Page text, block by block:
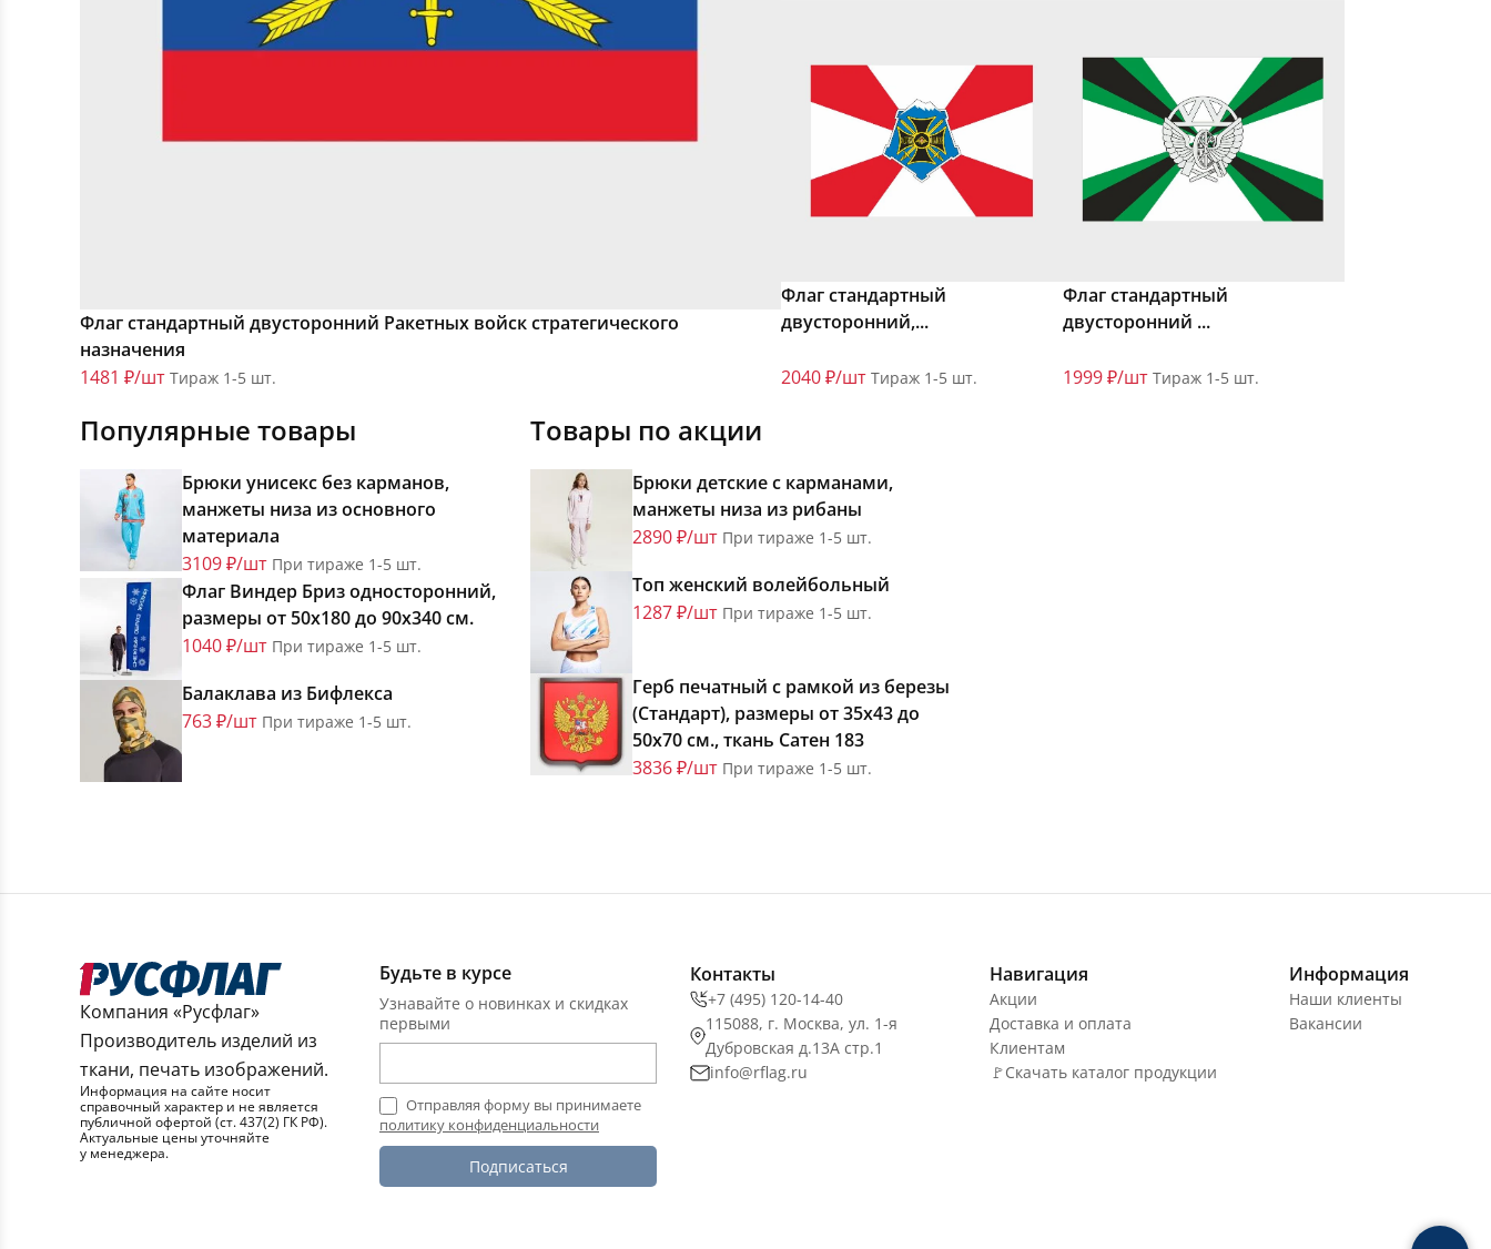
Флаг стандартный двусторонний Ракетных войск стратегического
назначения
1481 ₽/шт Тираж 1-5 шт.
Флаг стандартный
двусторонний,...
2040 ₽/шт Тираж 1-5 шт.
Флаг стандартный
двусторонний ...
1999 ₽/шт Тираж 1-5 шт.
Популярные товары
Брюки унисекс без карманов,
манжеты низа из основного
материала
3109 ₽/шт При тираже 1-5 шт.
Флаг Виндер Бриз односторонний,
размеры от 50х180 до 90х340 см.
1040 ₽/шт При тираже 1-5 шт.
Балаклава из Бифлекса
763 ₽/шт При тираже 1-5 шт.
Товары по акции
Брюки детские с карманами,
манжеты низа из рибаны
2890 ₽/шт При тираже 1-5 шт.
Топ женский волейбольный
1287 ₽/шт При тираже 1-5 шт.
Герб печатный с рамкой из березы
(Стандарт), размеры от 35х43 до
50х70 см., ткань Сатен 183
3836 ₽/шт При тираже 1-5 шт.
Компания «Русфлаг»
Производитель изделий из
ткани, печать изображений.
Информация на сайте носит
справочный характер и не является
публичной офертой (ст. 437(2) ГК РФ).
Актуальные цены уточняйте
у менеджера.
Будьте в курсе
Узнавайте о новинках и скидках
первыми
Отправляя форму вы принимаете
политику конфиденциальности
Подписаться
Контакты
+7 (495) 120-14-40
115088, г. Москва, ул. 1-я
Дубровская д.13А стр.1
info@rflag.ru
Навигация
Акции
Доставка и оплата
Клиентам
🚩Скачать каталог продукции
Информация
Наши клиенты
Вакансии